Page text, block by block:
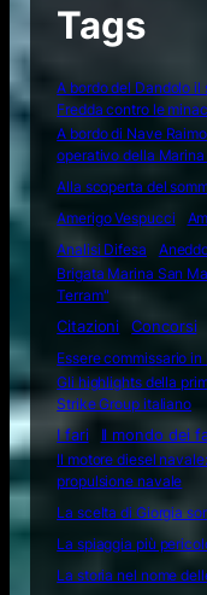
Tags
A bordo del Dandolo
Fredda contro le
A bordo di Nave
operativo della
Alla scoperta del
Amerigo Vespucci
Analisi Difesa
Brigata Marina San
Terram"
Citazioni
Concorsi
Essere commissario in
Gli highlights della
Strike Group italiano
I fari
Il mondo dei
Il motore diesel
propulsione navale
La scelta di Giorgia
La spiaggia più
La storia nel nome